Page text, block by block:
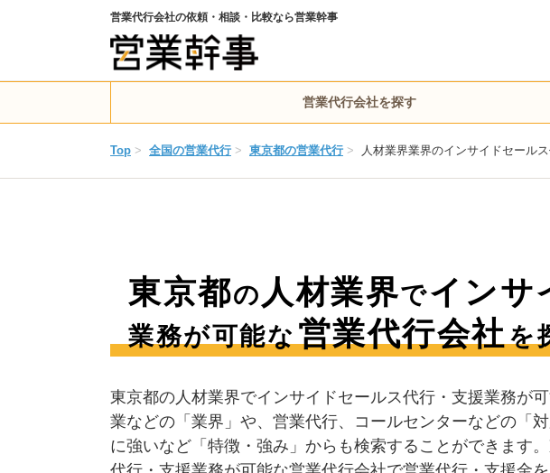
営業代行会社の依頼・相談・比較なら営業幹事
営業代行会社を探す
Top > 全国の営業代行 > 東京都の営業代行 > 人材業界業界のインサイドセール
東京都の 人材業界でインサ
業務が可能な 営業代行会社 を
東京都の人材業界でインサイドセールス代行・支援業務が
業などの「業界」や、営業代行、コールセンターなどの「
に強いなど「特徴・強み」からも検索することができます